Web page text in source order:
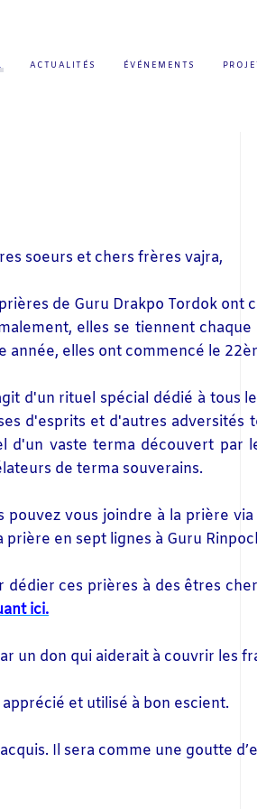
ACTUALITÉS ÉVÉNEMENTS
soeurs et chers frères vajra,
de Guru Drakpo Tordok
elles se tiennent
année, elles ont commencé le
d'un rituel spécial dédié à tous
d'esprits et d'autres adversités
d'un vaste terma découvert par
de terma souverains.
pouvez vous joindre à la prière via
prière en sept lignes à Guru
dédier ces prières à des êtres
ici.
un don qui aiderait à couvrir les
et utilisé à bon escient.
Il sera comme une goutte